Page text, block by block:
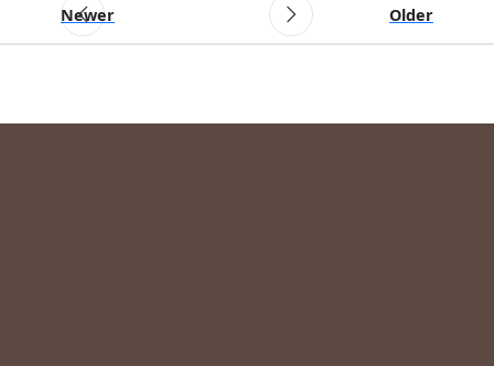
Newer Older